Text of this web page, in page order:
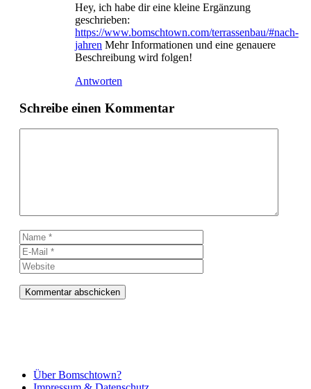
Hey, ich habe dir eine kleine Ergänzung
geschrieben:
https://www.bomschtown.com/terrassenbau/#nach-
jahren Mehr Informationen und eine genauere
Beschreibung wird folgen!
Antworten
Schreibe einen Kommentar
Name
Mail
Über Bomschtown?